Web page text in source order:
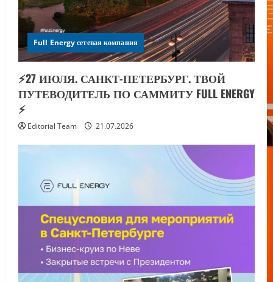
Full Energy сетевая компания
⚡️27 ИЮЛЯ. САНКТ-ПЕТЕРБУРГ. ТВОЙ
ПУТЕВОДИТЕЛЬ ПО САММИТУ FULL ENERGY
⚡️
Editorial Team 21.07.2026